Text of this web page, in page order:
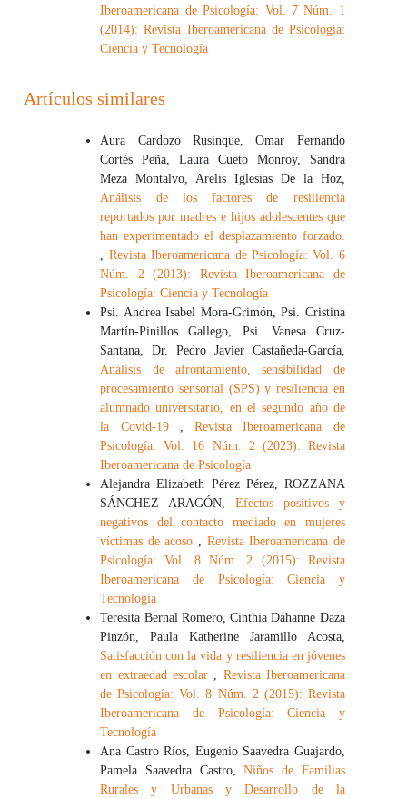
Iberoamericana de Psicología: Vol. 7 Núm. 1
(2014): Revista Iberoamericana de Psicología:
Ciencia y Tecnología
Artículos similares
Aura Cardozo Rusinque, Omar Fernando
Cortés Peña, Laura Cueto Monroy, Sandra
Meza Montalvo, Arelis Iglesias De la Hoz,
Análisis de los factores de resiliencia
reportados por madres e hijos adolescentes que
han experimentado el desplazamiento forzado.
, Revista Iberoamericana de Psicología: Vol. 6
Núm. 2 (2013): Revista Iberoamericana de
Psicología: Ciencia y Tecnología
Psi. Andrea Isabel Mora-Grimón, Psi. Cristina
Martín-Pinillos Gallego, Psi. Vanesa Cruz-
Santana, Dr. Pedro Javier Castañeda-García,
Análisis de afrontamiento, sensibilidad de
procesamiento sensorial (SPS) y resiliencia en
alumnado universitario, en el segundo año de
la Covid-19 ,Revista Iberoamericana de
Psicología: Vol. 16 Núm. 2 (2023): Revista
Iberoamericana de Psicología
Alejandra Elizabeth Pérez Pérez, ROZZANA
SÁNCHEZ ARAGÓN, Efectos positivos y
negativos del contacto mediado en mujeres
víctimas de acoso , Revista Iberoamericana de
Psicología: Vol. 8 Núm. 2 (2015): Revista
Iberoamericana de Psicología: Ciencia y
Tecnología
Teresita Bernal Romero, Cinthia Dahanne Daza
Pinzón, Paula Katherine Jaramillo Acosta,
Satisfacción con la vida y resiliencia en jóvenes
en extraedad escolar , Revista Iberoamericana
de Psicología: Vol. 8 Núm. 2 (2015): Revista
Iberoamericana de Psicología: Ciencia y
Tecnología
Ana Castro Ríos, Eugenio Saavedra Guajardo,
Pamela Saavedra Castro,Niños de Familias
Rurales y Urbanas y Desarrollo de la